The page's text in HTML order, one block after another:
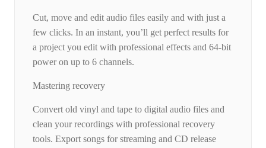
Cut, move and edit audio files easily and with just a
few clicks. In an instant, you’ll get perfect results for
a project you edit with professional effects and 64-bit
power on up to 6 channels.
Mastering recovery
Convert old vinyl and tape to digital audio files and
clean your recordings with professional recovery
tools. Export songs for streaming and CD release